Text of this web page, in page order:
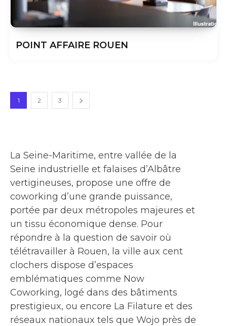
POINT AFFAIRE ROUEN
1 2 3
La Seine-Maritime, entre vallée de la
Seine industrielle et falaises d’Albâtre
vertigineuses, propose une offre de
coworking d’une grande puissance,
portée par deux métropoles majeures et
un tissu économique dense. Pour
répondre à la question de savoir où
télétravailler à Rouen, la ville aux cent
clochers dispose d’espaces
emblématiques comme Now
Coworking, logé dans des bâtiments
prestigieux, ou encore La Filature et des
réseaux nationaux tels que Wojo près de